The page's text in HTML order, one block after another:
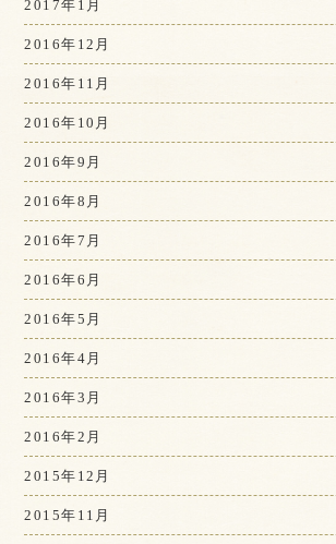
2017年1月
2016年12月
2016年11月
2016年10月
2016年9月
2016年8月
2016年7月
2016年6月
2016年5月
2016年4月
2016年3月
2016年2月
2015年12月
2015年11月